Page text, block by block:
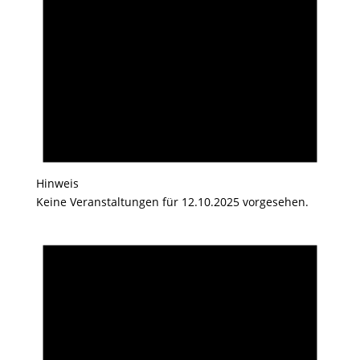
Hinweis
Keine Veranstaltungen für 12.10.2025 vorgesehen.